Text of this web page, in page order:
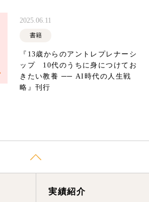
2025.06.11
書籍
『13歳からのアントレプレナーシ
ップ 10代のうちに身につけてお
きたい教養 ── AI時代の人生戦
略』刊行
実績紹介